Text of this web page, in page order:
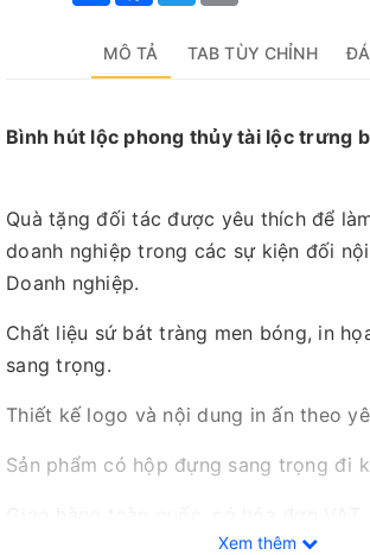
MÔ TẢ TAB TÙY CHỈNH
Bình hút lộc phong thủy tài lộc trưng
Quà tặng đối tác được yêu thích để
doanh nghiệp trong các sự kiện đối
Doanh nghiệp.
Chất liệu sứ bát tràng men bóng, in
sang trọng.
Thiết kế logo và nội dung in ấn theo
Sản phẩm có hộp đựng sang trọng đi
Xem thêm